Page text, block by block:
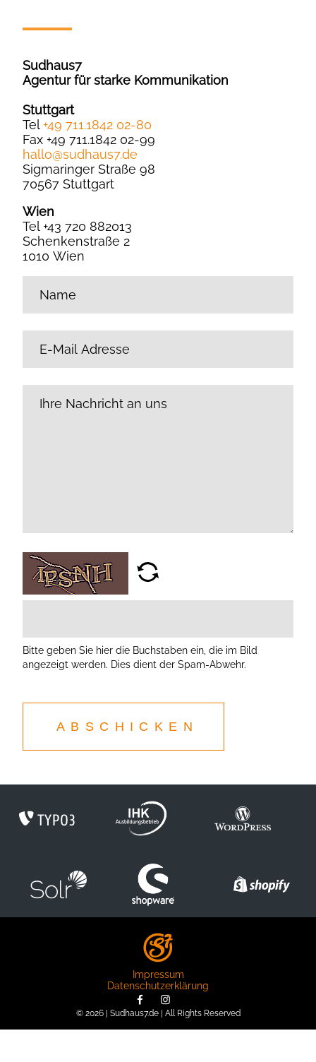
Sudhaus7
Agentur für starke Kommunikation
Stuttgart
Tel +49 711.1842 02-80
Fax +49 711.1842 02-99
hallo@sudhaus7.de
Sigmaringer Straße 98
70567 Stuttgart
Wien
Tel +43 720 882013
Schenkenstraße 2
1010 Wien
Bitte geben Sie hier die Buchstaben ein, die im Bild
angezeigt werden. Dies dient der Spam-Abwehr.
ABSCHICKEN
© 2026 | Sudhaus7.de | All Rights Reserved
Impressum
Datenschutzerklärung